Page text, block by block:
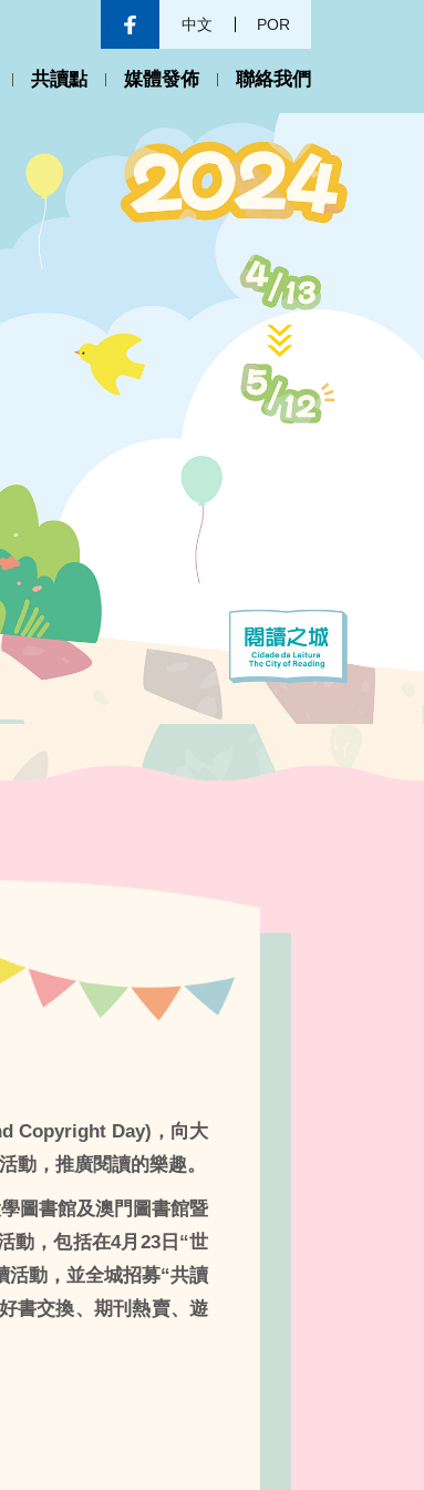
中文 POR
共讀點 媒體發佈 聯絡我們
Copyright Day)，向大
動，推廣閱讀的樂趣。
圖書館及澳門圖書館暨
動，包括在4月23日“世
活動，並全城招募“共讀
書交換、期刊熱賣、遊